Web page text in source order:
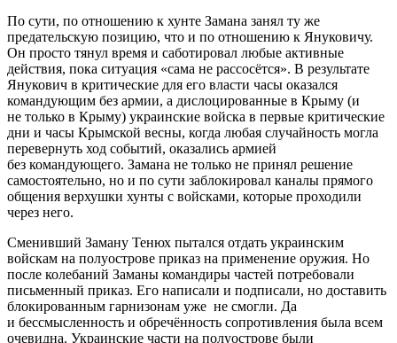
По сути, по отношению к хунте Замана занял ту же
предательскую позицию, что и по отношению к Януковичу.
Он просто тянул время и саботировал любые активные
действия, пока ситуация «сама не рассосётся». В результате
Янукович в критические для его власти часы оказался
командующим без армии, а дислоцированные в Крыму (и
не только в Крыму) украинские войска в первые критические
дни и часы Крымской весны, когда любая случайность могла
перевернуть ход событий, оказались армией
без командующего. Замана не только не принял решение
самостоятельно, но и по сути заблокировал каналы прямого
общения верхушки хунты с войсками, которые проходили
через него.
Сменивший Заману Тенюх пытался отдать украинским
войскам на полуострове приказ на применение оружия. Но
после колебаний Заманы командиры частей потребовали
письменный приказ. Его написали и подписали, но доставить
блокированным гарнизонам уже не смогли. Да
и бессмысленность и обречённость сопротивления была всем
очевидна. Украинские части на полуострове были